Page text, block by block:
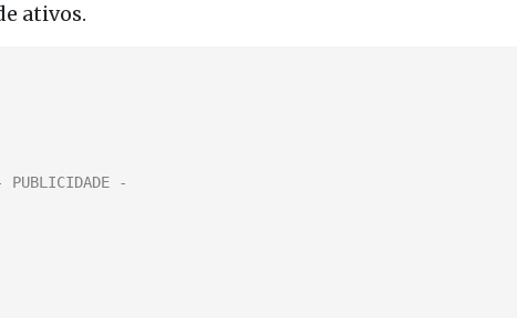
ativos.